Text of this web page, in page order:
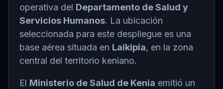
operativa del Departamento de Salud y
Servicios Humanos. La ubicación
seleccionada para este despliegue es una
base aérea situada en Laikipia, en la zona
central del territorio keniano.
El Ministerio de Salud de Kenia emitió un